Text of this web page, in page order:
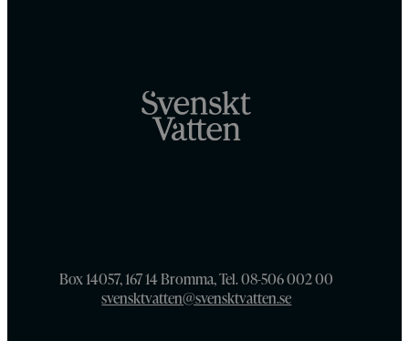
Box 14057, 167 14 Bromma, Tel. 08-506 002 00
svensktvatten@svensktvatten.se